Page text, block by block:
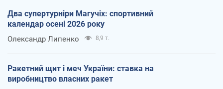
Два супертурніри Магучіх: спортивний
календар осені 2026 року
Олександр Липенко 8,9 т.
Ракетний щит і меч України: ставка на
виробництво власних ракет